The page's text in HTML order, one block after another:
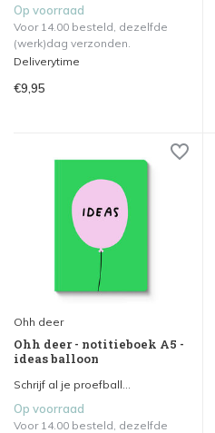
Op voorraad
Voor 14.00 besteld, dezelfde
(werk)dag verzonden.
Deliverytime
€9,95
Ohh deer
Ohh deer - notitieboek A5 -
ideas balloon
Schrijf al je proefball...
Op voorraad
Voor 14.00 besteld, dezelfde